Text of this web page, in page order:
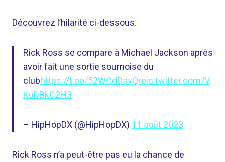
Découvrez l’hilarité ci-dessous.
Rick Ross se compare à Michael Jackson après
avoir fait une sortie sournoise du
clubhttps://t.co/52WCdDsvQrpic.twitter.com/V
KuDBkC2H3
– HipHopDX (@HipHopDX) 11 août 2023
Rick Ross n’a peut-être pas eu la chance de